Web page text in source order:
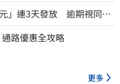
」連3天發放 逾期視同放
路優惠全攻略
更多